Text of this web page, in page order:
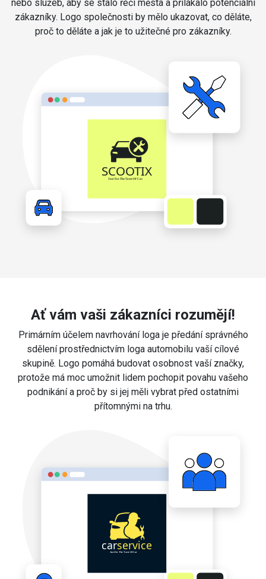
nebo služeb, aby se stalo řečí města a přilákalo potenciální
zákazníky. Logo společnosti by mělo ukazovat, co děláte,
proč to děláte a jak je to užitečné pro zákazníky.
Ať vám vaši zákazníci rozumějí!
Primárním účelem navrhování loga je předání správného
sdělení prostřednictvím loga automobilu vaší cílové
skupině. Logo pomáhá budovat osobnost vaší značky,
protože má moc umožnit lidem pochopit povahu vašeho
podnikání a proč by si jej měli vybrat před ostatními
přítomnými na trhu.